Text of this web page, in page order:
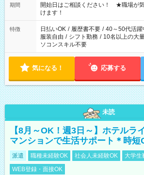
週40時間超の就業はご案内できません
間以上勤務は社会保険への加入対象と
（日雇い派遣の原則禁止）により、短
案内が難しい場合があります
期間
開始日はご相談ください！ ★職場が
けます！
特徴 日払いOK / 履歴書不要 / 40～50代活躍
服装自由 / シフト勤務 / 10名以上の大
ソコンスキル不要
気になる！ 応募する
未読
【8月～OK！週3日～】ホテルラ
マンションで生活サポート＊時短
派遣 職種未経験OK 社会人未経験OK 大学生
WEB登録・面接OK